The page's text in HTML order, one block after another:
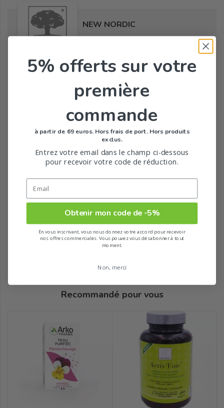
NEW NORDIC
Tous les produits de la marque
Toute la gamme de Cheveux & ongles de NEW
Recommandé pour vous
5% offerts sur votre
première
commande
à partir de 69 euros. Hors frais de port. Hors produits
exclus.
Entrez votre email dans le champ ci-dessous
pour recevoir votre code de réduction.
Obtenir mon code de -5%
En vous inscrivant, vous nous donnez votre accord pour recevoir
nos offres commerciales. Vous pouvez vous désabonner à tout
moment.
Non, merci